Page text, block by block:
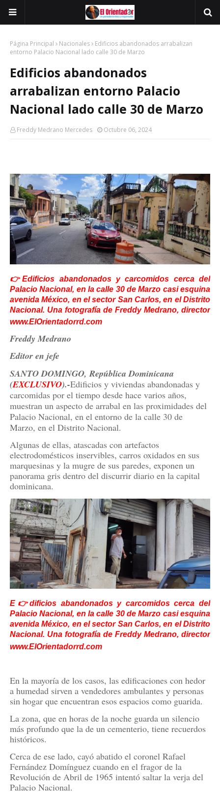
Página Principal Nacionales
Edificios abandonados arrabalizan
entorno Palacio Nacional lado calle 30 de Marzo
Edificios abandonados
arrabalizan entorno Palacio
Nacional lado calle 30 de Marzo
Freddy Medrano Mercedes Octubre 06, 2024
👉Edificios abandonados y carcomidos cerca del
Palacio Nacional, en la calle 30 de Marzo casi esquina
avenida México, en el sector San Carlos, en el Distrito
Nacional. Una fotografía de Freddy Medrano, director
www.ElOrientadorrd.com
Freddy Medrano
Editor en jefe
SANTO DOMINGO, República Dominicana
(EXCLUSIVO).-Edificios y viviendas abandonadas y
carcomidas por el tiempo desde hace varios años,
muestran un aspecto de arrabal en las proximidades del
Palacio Nacional, en el entorno de la calle 30 de
Marzo, en el Distrito Nacional.
Algunas de ellas, atascadas con artefactos
electrodomésticos inservibles, carros oxidados en sus
marquesinas y la mugre de sus paredes, exponen un
panorama gris dentro del discurrir diario en la capital
dominicana.
E👉dificios abandonados y carcomidos cerca del
Palacio Nacional, en la calle 30 de Marzo casi esquina
avenida México, en el sector San Carlos, en el Distrito
Nacional. Una fotografía de Freddy Medrano, director
www.ElOrientadorrd.com
En la mayoría de los casos, las edificaciones con hedor
a humedad sirven a vendedores ambulantes y personas
sin hogar que encuentran esos espacios como guarida.
La zona, que en horas de la noche guarda un silencio
más profundo que la de un cementerio, tiene recuerdos
históricos.
Cerca de ese lado, cayó abatido el coronel Rafael
Fernández Domínguez cuando en el fragor de la
Revolución de Abril de 1965 intentó saltar la verja del
Palacio Nacional.